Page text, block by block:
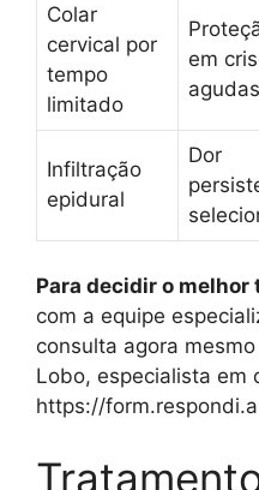
Colar
cervical por
tempo
limitado
em
agudas
Infiltração
epidural
Dor
Para decidir o
com a equipe
consulta agora
Lobo, especialista em
https://